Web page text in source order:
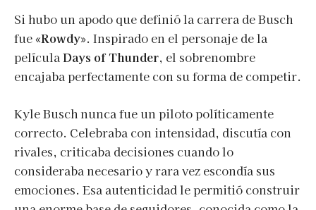
Si hubo un apodo que definió la carrera de Busch
fue«Rowdy». Inspirado en el personaje de la
películaDays of Thunder, el sobrenombre
encajaba perfectamente con su forma de competir.
Kyle Busch nunca fue un piloto políticamente
correcto. Celebraba con intensidad, discutía con
rivales, criticaba decisiones cuando lo
consideraba necesario y rara vez escondía sus
emociones. Esa autenticidad le permitió construir